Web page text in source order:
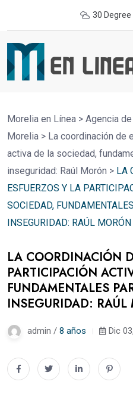
30 Degree
Morelia en Línea > Agencia
Morelia > La coordinación de
activa de la sociedad,
inseguridad: Raúl Morón > LA
ESFUERZOS Y LA
SOCIEDAD,
INSEGURIDAD: RAÚL MORÓN
LA COORDINACIÓN
PARTICIPACIÓN
FUNDAMENTALES
INSEGURIDAD: RAÚL
admin / 8 años Dic